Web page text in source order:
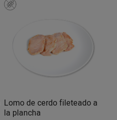
Lomo de cerdo fileteado a
la plancha